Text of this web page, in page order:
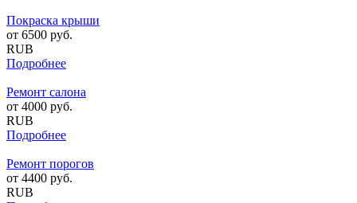
Покраска крыши
от 6500 руб.
RUB
Подробнее
Ремонт салона
от 4000 руб.
RUB
Подробнее
Ремонт порогов
от 4400 руб.
RUB